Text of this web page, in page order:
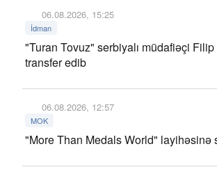
06.08.2026, 15:25
İdman
"Turan Tovuz" serbiyalı müdafiəçi
transfer edib
06.08.2026, 12:57
MOK
"More Than Medals World" layihəsinə